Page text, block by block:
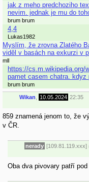
jak z meho predchoziho
nevim. jednak je mu do
brum brum
4,4
Lukas1982
Myslím, že zrovna Zlatého
viděl v basách na exkurzi v
mll
https://cs.m.wikipedia.org/
pamet casem chatra. kdyz
brum brum
Wikan 10.05.2024 22:35
859 znamená jenom to, že
v ČR.
nerady [109.81.119.xxx]
Oba dva pivovary patří